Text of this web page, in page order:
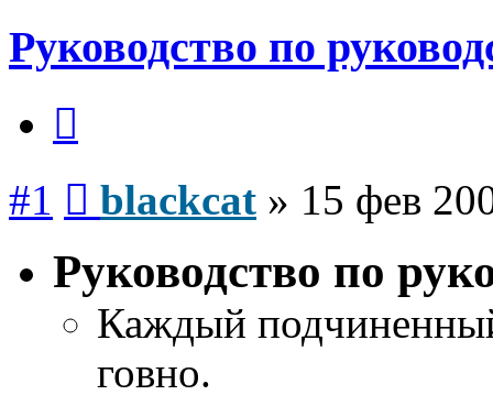
Руководство по
#1 blackcat » 15 фев
Руководство по
Каждый
говно.